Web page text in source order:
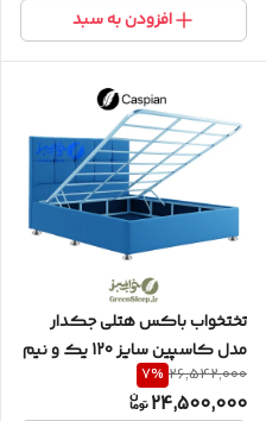
افزودن به سبد
تختخواب باکس هتلی جکدار
مدل کاسپین سایز 120 یک و نیم
نفره به همراه تاج مربعی
26,542,000
7%
24,500,000